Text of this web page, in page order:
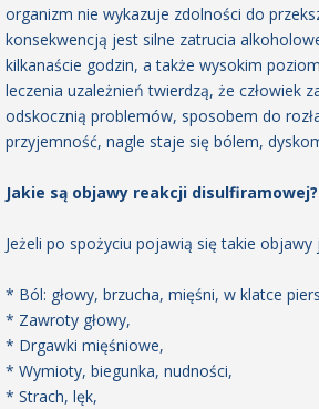
organizm nie wykazuje zdolności do
konsekwencją jest silne zatrucia
kilkanaście godzin, a także wysokim
leczenia uzależnień twierdzą, że człowiek
odskocznią problemów, sposobem do
przyjemność, nagle staje się bólem,
Jakie są objawy reakcji disulfiramowej?
Jeżeli po spożyciu pojawią się takie objawy
* Ból: głowy, brzucha, mięśni, w klatce
* Zawroty głowy,
* Drgawki mięśniowe,
* Wymioty, biegunka, nudności,
* Strach, lęk,